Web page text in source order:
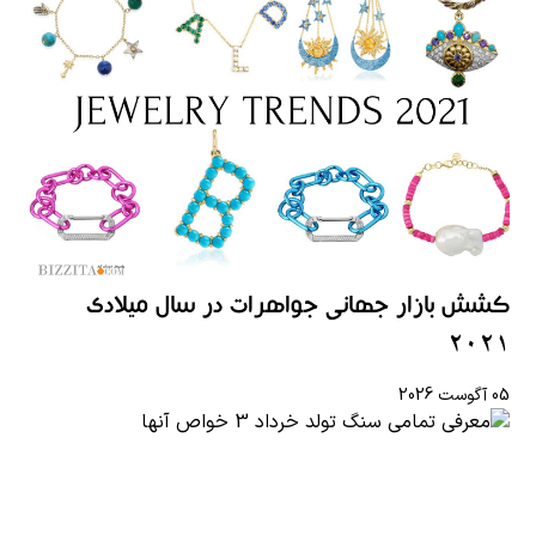
کشش بازار جهانی جواهرات در سال میلادی
2021
05 آگوست 2026